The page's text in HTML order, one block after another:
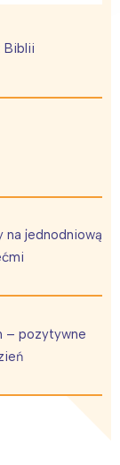
Biblii
na jednodniową
– pozytywne